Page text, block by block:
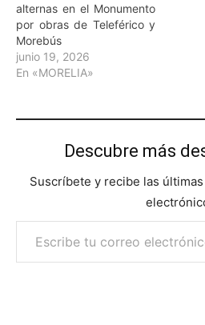
alternas en el Monumento
por obras de Teleférico y
Morebús
junio 19, 2026
En «MORELIA»
Descubre más
Suscríbete y recibe las
Escribe tu correo electrónico…